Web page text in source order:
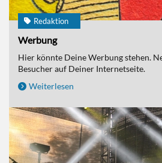
Redaktion
Werbung
Hier könnte Deine Werbung stehen.
Besucher auf Deiner Internetseite.
Weiterlesen